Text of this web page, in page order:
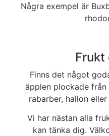
Några exempel är
Frukt
Finns det något
äpplen plockade
rabarber, hallon
Vi har nästan alla
kan tänka dig.